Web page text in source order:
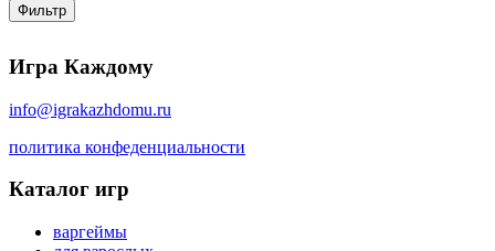
Фильтр
Игра Каждому
info@igrakazhdomu.ru
политика конфеденциальности
Каталог игр
варгеймы